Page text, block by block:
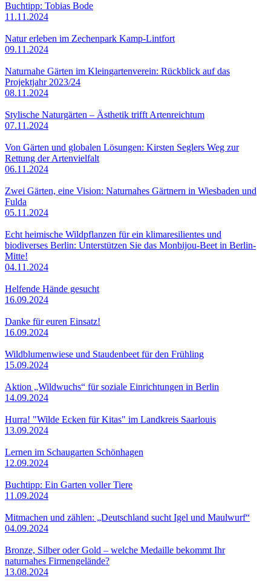
Buchtipp: Tobias Bode
11.11.2024
Natur erleben im Zechenpark Kamp-Lintfort
09.11.2024
Naturnahe Gärten im Kleingartenverein: Rückblick auf das
Projektjahr 2023/24
08.11.2024
Stylische Naturgärten – Ästhetik trifft Artenreichtum
07.11.2024
Von Gärten und globalen Lösungen: Kirsten Seglers Weg zur
Rettung der Artenvielfalt
06.11.2024
Zwei Gärten, eine Vision: Naturnahes Gärtnern in Wiesbaden und
Fulda
05.11.2024
Echt heimische Wildpflanzen für ein klimaresilientes und
biodiverses Berlin: Unterstützen Sie das Monbijou-Beet in Berlin-
Mitte!
04.11.2024
Helfende Hände gesucht
16.09.2024
Danke für euren Einsatz!
16.09.2024
Wildblumenwiese und Staudenbeet für den Frühling
15.09.2024
Aktion „Wildwuchs“ für soziale Einrichtungen in Berlin
14.09.2024
Hurra! "Wilde Ecken für Kitas" im Landkreis Saarlouis
13.09.2024
Lernen im Schaugarten Schönhagen
12.09.2024
Buchtipp: Ein Garten voller Tiere
11.09.2024
Mitmachen und zählen: „Deutschland sucht Igel und Maulwurf“
04.09.2024
Bronze, Silber oder Gold – welche Medaille bekommt Ihr
naturnahes Firmengelände?
13.08.2024